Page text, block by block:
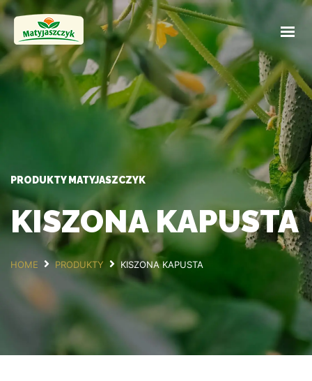
STRONA GŁÓWNA
PRODUKTY
OFERTA HURTOWA
KONTAKT
PRODUKTY MATYJASZCZYK
KISZONA KAPUSTA
HOME PRODUKTY KISZONA KAPUSTA